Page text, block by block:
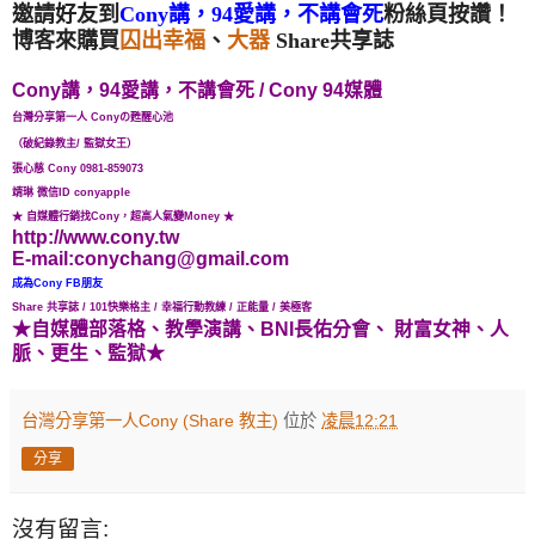
邀請好友到 Cony講，94愛講，不講會死粉絲頁按讚！
博客來購買 囚出幸福 、 大器 Share共享誌
Cony講，94愛講，不講會死 /Cony 94媒體
台灣分享第一人 Conyの甦醒心池
（破紀錄教主/ 監獄女王）
張心慈 Cony 0981-859073
靖琳 微信ID conyapple
★ 自媒體行銷找Cony，超高人氣變Money ★
http://www.cony.tw
E-mail:conychang@gmail.com
成為Cony FB朋友
Share 共享誌 / 101快樂格主 / 幸福行動教練 / 正能量 / 美極客
★自媒體部落格、教學演講 、BNI長佑分會、 財富女神 、人
脈、更生、監獄★
台灣分享第一人Cony (Share 教主) 位於 凌晨12:21
分享
沒有留言: